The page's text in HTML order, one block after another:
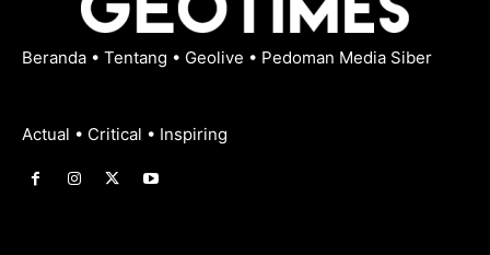
Beranda • Tentang • Geolive • Pedoman Media Siber
Actual • Critical • Inspiring